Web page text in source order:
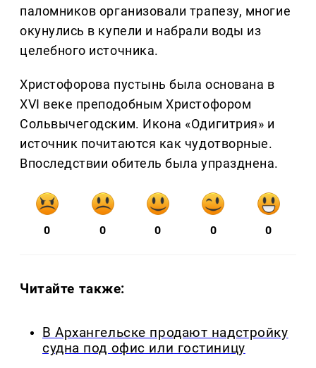
паломников организовали трапезу, многие
окунулись в купели и набрали воды из
целебного источника.
Христофорова пустынь была основана в
XVI веке преподобным Христофором
Сольвычегодским. Икона «Одигитрия» и
источник почитаются как чудотворные.
Впоследствии обитель была упразднена.
0 0 0 0 0
Читайте также:
В Архангельске продают надстройку
судна под офис или гостиницу